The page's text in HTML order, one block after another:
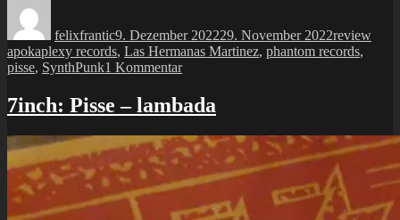
felixfrantic9. Dezember 202229. November 2022review
apokaplexy records, Las Hermanas Martinez, phantom records,
pisse, SynthPunk1 Kommentarzu
groupo
pisse
los
alemanes
no
bailar
7inch: Pisse – lambada